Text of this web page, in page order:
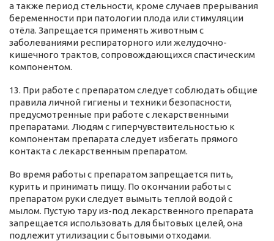
а также период стельности, кроме случаев прерывания
беременности при патологии плода или стимуляции
отёла. Запрещается применять животным с
заболеваниями респираторного или желудочно-
кишечного трактов, сопровождающихся спастическим
компонентом.
13. При работе с препаратом следует соблюдать общие
правила личной гигиены и техники безопасности,
предусмотренные при работе с лекарственными
препаратами. Людям с гиперчувствительностью к
компонентам препарата следует избегать прямого
контакта с лекарственным препаратом.
Во время работы с препаратом запрещается пить,
курить и принимать пищу. По окончании работы с
препаратом руки следует вымыть теплой водой с
мылом. Пустую тару из-под лекарственного препарата
запрещается использовать для бытовых целей, она
подлежит утилизации с бытовыми отходами.